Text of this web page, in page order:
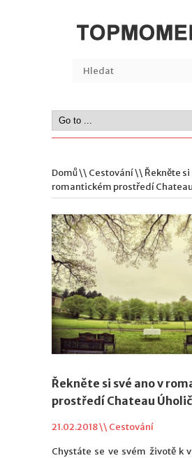
Domů\\ Cestování\\ Řekněte si
romantickém prostředí
Řekněte si své ano v
prostředí Chateau
21.02.2018 \\ Cestování
Chystáte se ve svém životě k